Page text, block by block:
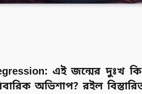
এই জন্মের দুঃখ
অভিশাপ? রইল বিস্তারিত